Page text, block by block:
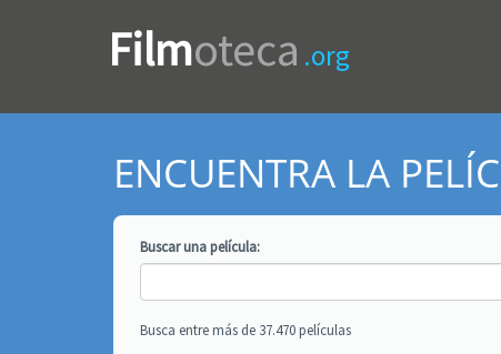
Filmoteca .org
ENCUENTRA LA
Buscar unapelícula:
Busca entre más de 37.470 películas